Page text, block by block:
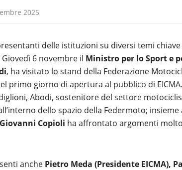
2025
delle istituzioni su diversi temi
6 novembre il Ministro per lo Sport e
, ha visitato lo stand della Federazione
primo giorno di apertura al pubblico di EICMA.
Abodi, sostenitore del settore
dello spazio della Federmoto; insieme
Copioli ha affrontato argomenti molto
anche Pietro Meda (Presidente EICMA),